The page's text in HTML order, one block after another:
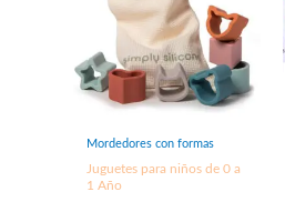
Mordedores con formas
Juguetes para niños de 0 a
1 Año